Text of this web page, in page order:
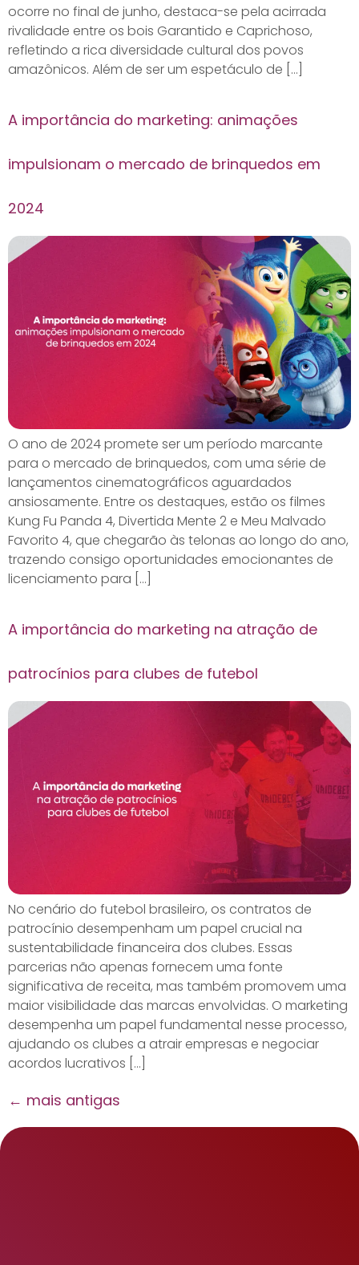
ocorre no final de junho, destaca-se pela acirrada
rivalidade entre os bois Garantido e Caprichoso,
refletindo a rica diversidade cultural dos povos
amazônicos. Além de ser um espetáculo de […]
A importância do marketing: animações
impulsionam o mercado de brinquedos em
2024
O ano de 2024 promete ser um período marcante
para o mercado de brinquedos, com uma série de
lançamentos cinematográficos aguardados
ansiosamente. Entre os destaques, estão os filmes
Kung Fu Panda 4, Divertida Mente 2 e Meu Malvado
Favorito 4, que chegarão às telonas ao longo do ano,
trazendo consigo oportunidades emocionantes de
licenciamento para […]
A importância do marketing na atração de
patrocínios para clubes de futebol
No cenário do futebol brasileiro, os contratos de
patrocínio desempenham um papel crucial na
sustentabilidade financeira dos clubes. Essas
parcerias não apenas fornecem uma fonte
significativa de receita, mas também promovem uma
maior visibilidade das marcas envolvidas. O marketing
desempenha um papel fundamental nesse processo,
ajudando os clubes a atrair empresas e negociar
acordos lucrativos […]
← mais antigas